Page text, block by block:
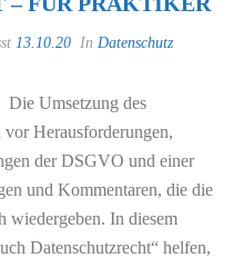
13.10.20 In Datenschutz
Die Umsetzung des
vor Herausforderungen,
der DSGVO und einer
und Kommentaren, die die
wiedergeben. In diesem
Datenschutzrecht“ helfen,